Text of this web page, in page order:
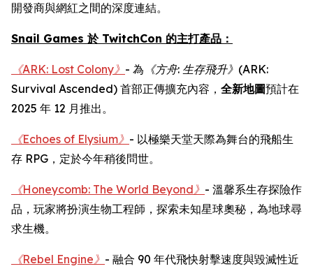
開發商與網紅之間的深度連結。
Snail Games 於 TwitchCon 的主打產品：
《ARK: Lost Colony》 - 為 《方舟: 生存飛升》 (ARK:
Survival Ascended) 首部正傳擴充內容， 全新地圖預計在
2025 年 12 月推出。
《Echoes of Elysium》 - 以極樂天堂天際為舞台的飛船生
存 RPG，定於今年稍後問世。
《Honeycomb: The World Beyond》 - 溫馨系生存探險作
品，玩家將扮演生物工程師，探索未知星球奧秘，為地球尋
求生機。
《Rebel Engine》 - 融合 90 年代飛快射擊速度與毀滅性近